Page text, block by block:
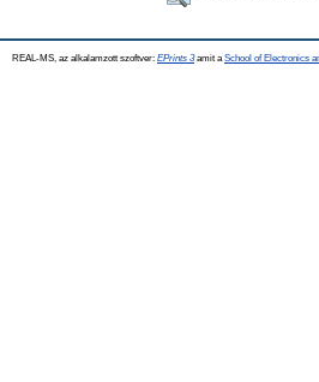
REAL-MS, az alkalamzott szoftver: EPrints 3amit a School of Electronics